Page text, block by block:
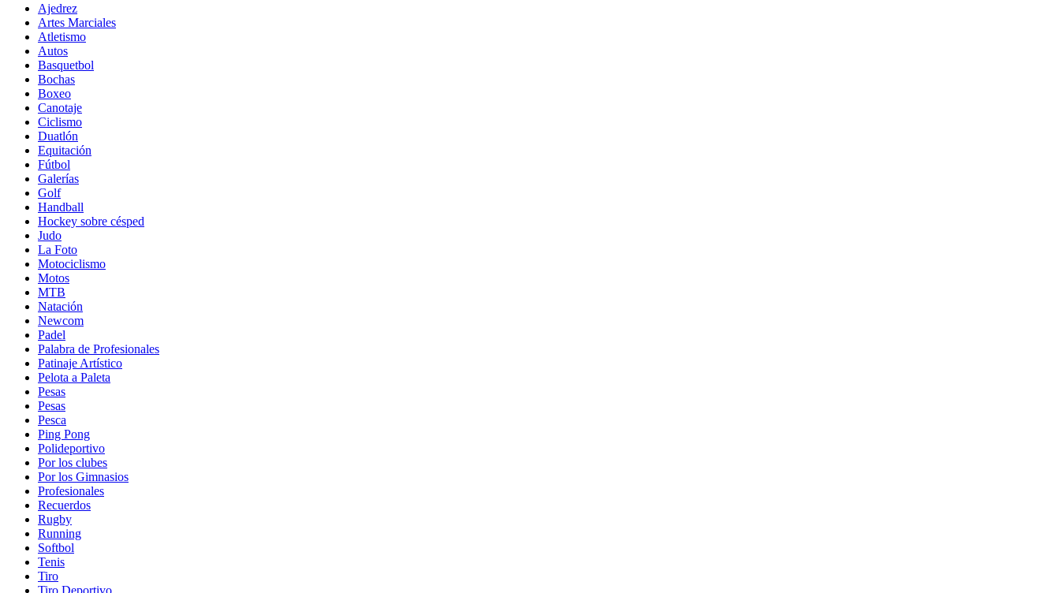
Ajedrez
Artes Marciales
Atletismo
Autos
Basquetbol
Bochas
Boxeo
Canotaje
Ciclismo
Duatlón
Equitación
Fútbol
Galerías
Golf
Handball
Hockey sobre césped
Judo
La Foto
Motociclismo
Motos
MTB
Natación
Newcom
Padel
Palabra de Profesionales
Patinaje Artístico
Pelota a Paleta
Pesas
Pesas
Pesca
Ping Pong
Polideportivo
Por los clubes
Por los Gimnasios
Profesionales
Recuerdos
Rugby
Running
Softbol
Tenis
Tiro
Tiro Deportivo